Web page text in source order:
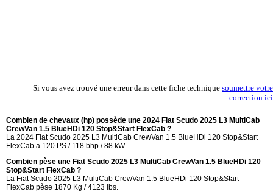
Si vous avez trouvé une erreur dans cette fiche technique soumettre votre
correction ici
Combien de chevaux (hp) possède une 2024 Fiat Scudo 2025 L3 MultiCab
CrewVan 1.5 BlueHDi 120 Stop&Start FlexCab ?
La 2024 Fiat Scudo 2025 L3 MultiCab CrewVan 1.5 BlueHDi 120 Stop&Start
FlexCab a 120 PS / 118 bhp / 88 kW.
Combien pèse une Fiat Scudo 2025 L3 MultiCab CrewVan 1.5 BlueHDi 120
Stop&Start FlexCab ?
La Fiat Scudo 2025 L3 MultiCab CrewVan 1.5 BlueHDi 120 Stop&Start
FlexCab pèse 1870 Kg / 4123 lbs.